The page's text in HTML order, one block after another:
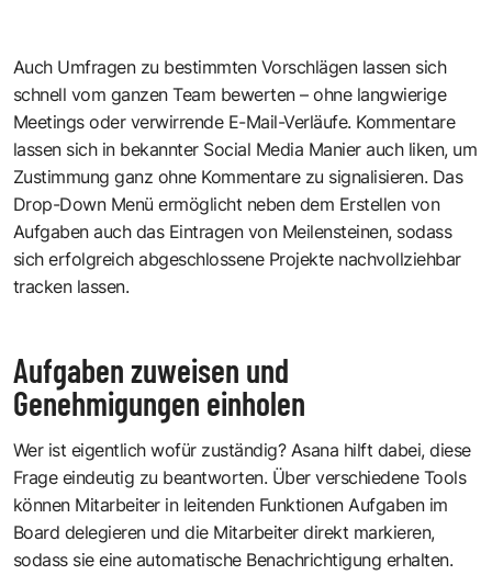
Auch Umfragen zu bestimmten Vorschlägen lassen sich
schnell vom ganzen Team bewerten – ohne langwierige
Meetings oder verwirrende E-Mail-Verläufe. Kommentare
lassen sich in bekannter Social Media Manier auch liken, um
Zustimmung ganz ohne Kommentare zu signalisieren. Das
Drop-Down Menü ermöglicht neben dem Erstellen von
Aufgaben auch das Eintragen von Meilensteinen, sodass
sich erfolgreich abgeschlossene Projekte nachvollziehbar
tracken lassen.
Aufgaben zuweisen und
Genehmigungen einholen
Wer ist eigentlich wofür zuständig? Asana hilft dabei, diese
Frage eindeutig zu beantworten. Über verschiedene Tools
können Mitarbeiter in leitenden Funktionen Aufgaben im
Board delegieren und die Mitarbeiter direkt markieren,
sodass sie eine automatische Benachrichtigung erhalten.